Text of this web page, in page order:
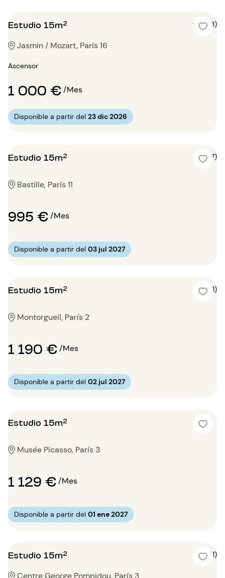
Estudio 15m² 5 (3)
Jasmin / Mozart, París 16
Ascensor
1 000 €/Mes
Disponible a partir del 23 dic 2026
Estudio 15m² 5 (7)
Bastille, París 11
995 €/Mes
Disponible a partir del 03 jul 2027
Estudio 15m² 5 (1)
Montorgueil, París 2
1 190 €/Mes
Disponible a partir del 02 jul 2027
Estudio 15m²
Musée Picasso, París 3
1 129 €/Mes
Disponible a partir del 01 ene 2027
Estudio 15m² 5 (1)